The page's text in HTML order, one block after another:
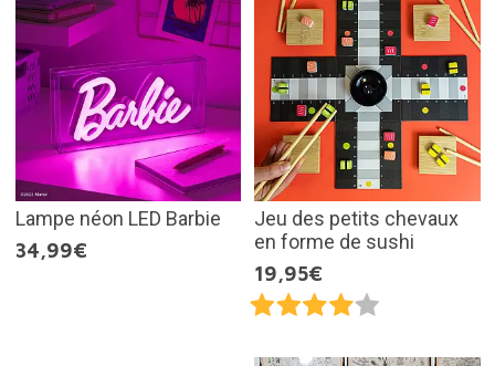
Lampe néon LED Barbie
34,99€
Jeu des petits chevaux
en forme de sushi
19,95€